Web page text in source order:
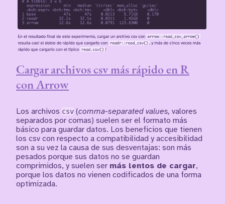
Cargar archivos csv más rápido en R
con Arrow
Los archivos csv (comma-separated values, valores
separados por comas) suelen ser el formato más
básico para guardar datos. Los beneficios que tienen
los csv con respecto a compatibilidad y accesibilidad
son a su vez la causa de sus desventajas: son más
pesados porque sus datos no se guardan
comprimidos, y suelen ser más lentos de cargar,
porque los datos no vienen codificados de una forma
optimizada.